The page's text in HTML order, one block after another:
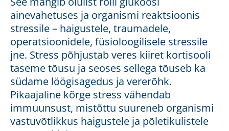
ainevahetuses ja organismi reaktsioonis
stressile – haigustele, traumadele,
operatsioonidele, füsioloogilisele stressile
jne. Stress põhjustab veres kiiret kortisooli
taseme tõusu ja seoses sellega tõuseb ka
südame löögisagedus ja vererõhk.
Pikaajaline kõrge stress vähendab
immuunsust, mistõttu suureneb organismi
vastuvõtlikkus haigustele ja põletikulistele